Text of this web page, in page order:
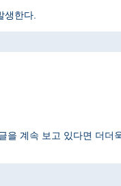
생한다.
계속 보고 있다면 더더